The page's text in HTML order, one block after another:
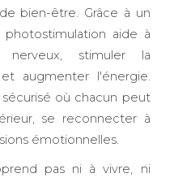
bien-être. Grâce à un
aide à
nerveux, stimuler la
augmenter l'énergie.
où chacun peut
se reconnecter à
émotionnelles.
pas ni à vivre, ni